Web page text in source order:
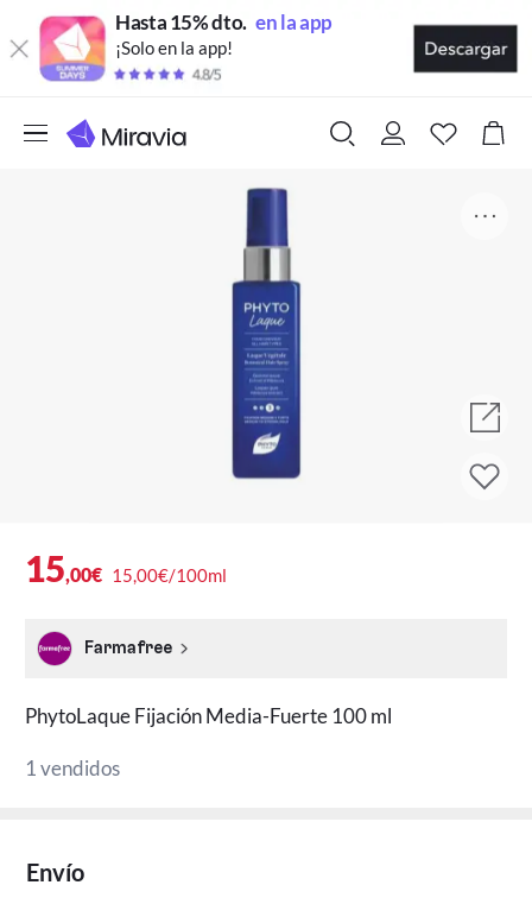
Hasta 15% dto. en la app
¡Solo en la app!
15,00€ 15,00€/100ml
Farmafree
PhytoLaque Fijación Media-Fuerte 100 ml
1 vendidos
Envío